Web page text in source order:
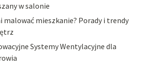
w salonie
mieszkanie? Porady i trendy
Systemy Wentylacyjne dla